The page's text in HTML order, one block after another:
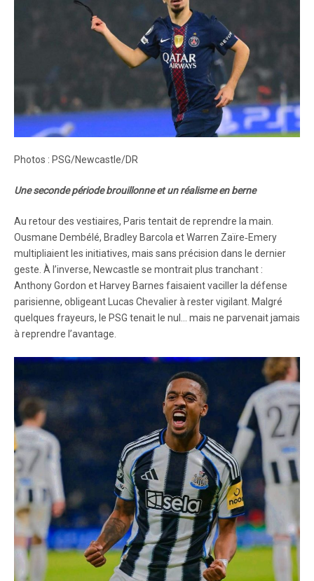
Photos : PSG/Newcastle/DR
Une seconde période brouillonne et un réalisme en berne
Au retour des vestiaires, Paris tentait de reprendre la main.
Ousmane Dembélé, Bradley Barcola et Warren Zaïre‑Emery
multipliaient les initiatives, mais sans précision dans le dernier
geste. À l’inverse, Newcastle se montrait plus tranchant :
Anthony Gordon et Harvey Barnes faisaient vaciller la défense
parisienne, obligeant Lucas Chevalier à rester vigilant. Malgré
quelques frayeurs, le PSG tenait le nul… mais ne parvenait jamais
à reprendre l’avantage.